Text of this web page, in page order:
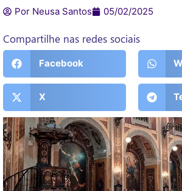
Por Neusa Santos 05/02/2025
Compartilhe nas redes sociais
Facebook
X